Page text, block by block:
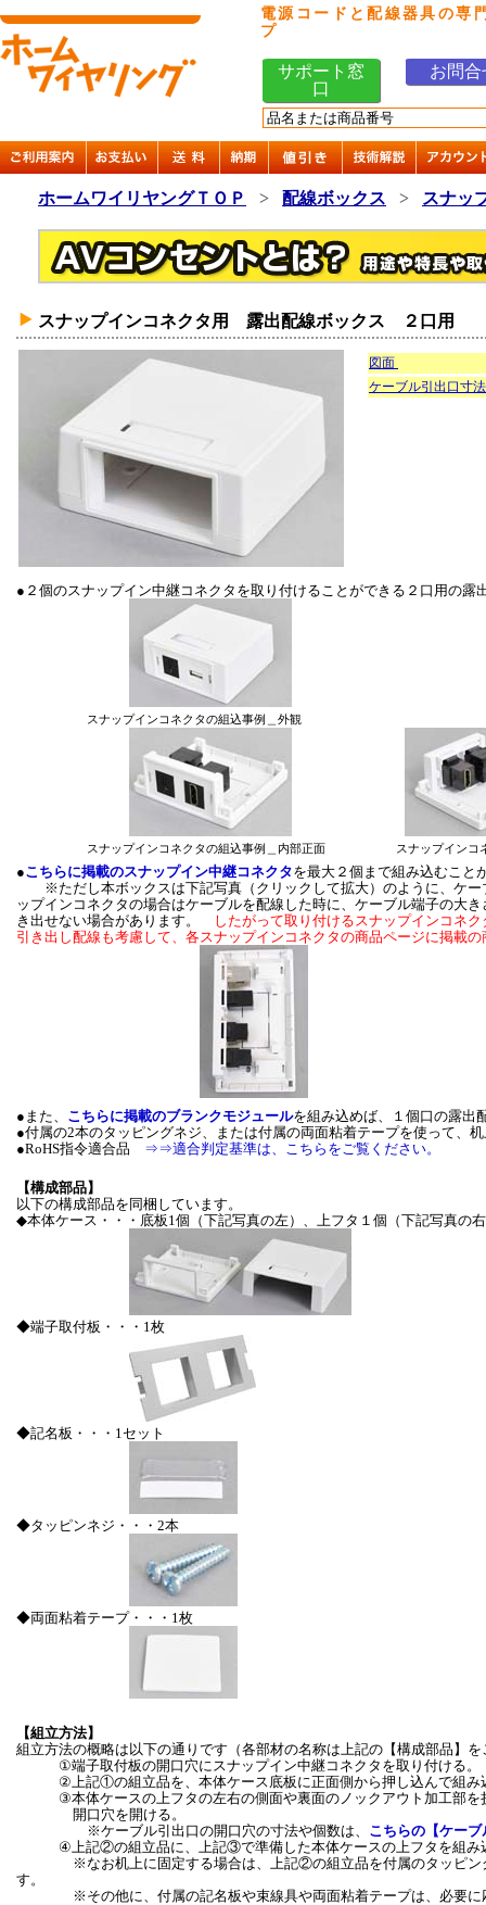
電源コードと配線器具の専
プ
サポート窓
口
お問合
ホームワイリヤングＴＯＰ > 配線ボックス > スナッ
スナップインコネクタ用 露出配線ボックス ２口用
図面
ケーブル引出口寸
●２個のスナップイン中継コネクタを取り付けることができる２口用の露
スナップインコネクタの組込事例＿外観
スナップインコネクタの組込事例＿内部正面 スナップインコ
●こちらに掲載のスナップイン中継コネクタを最大２個まで組み込むこと
※ただし本ボックスは下記写真（クリックして拡大）のように、ケー
ップインコネクタの場合はケーブルを配線した時に、ケーブル端子の大
き出せない場合があります。
したがって取り付けるスナップインコネ
引き出し配線も考慮して、各スナップインコネクタの商品ページに掲載
●また、 こちらに掲載のブランクモジュールを組み込めば、１個口の露出
●付属の2本のタッピングネジ、または付属の両面粘着テープを使って、
●RoHS指令適合品 ⇒⇒適合判定基準は、こちらをご覧ください。
【構成部品】
以下の構成部品を同梱しています。
◆本体ケース・・・底板1個（下記写真の左）、上フタ１個（下記写真の
◆端子取付板・・・1枚
◆記名板・・・1セット
◆タッピンネジ・・・2本
◆両面粘着テープ・・・1枚
【組立方法】
組立方法の概略は以下の通りです（各部材の名称は上記の【構成部品】
①端子取付板の開口穴にスナップイン中継コネクタを取り付ける。
②上記①の組立品を、本体ケース底板に正面側から押し込んで組み
③本体ケースの上フタの左右の側面や裏面のノックアウト加工部を
開口穴を開ける。
※ケーブル引出口の開口穴の寸法や個数は、 こちらの【ケー
④上記②の組立品に、上記③で準備した本体ケースの上フタを組み
※なお机上に固定する場合は、上記②の組立品を付属のタッピング
す。
※その他に、付属の記名板や束線具や両面粘着テープは、必要に